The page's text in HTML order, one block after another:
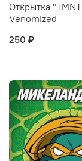
Открытка "TMNT
Venomized
250 ₽